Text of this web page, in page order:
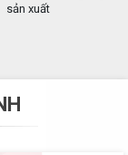
sản xuất